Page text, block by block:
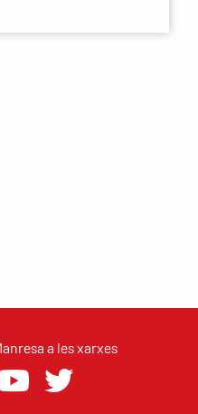
a les xarxes